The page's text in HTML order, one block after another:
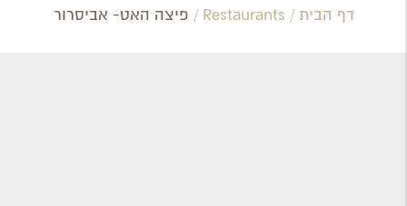
Search Category / Business
דף הבית /
Restaurants
/ פיצה האט- אביסרור